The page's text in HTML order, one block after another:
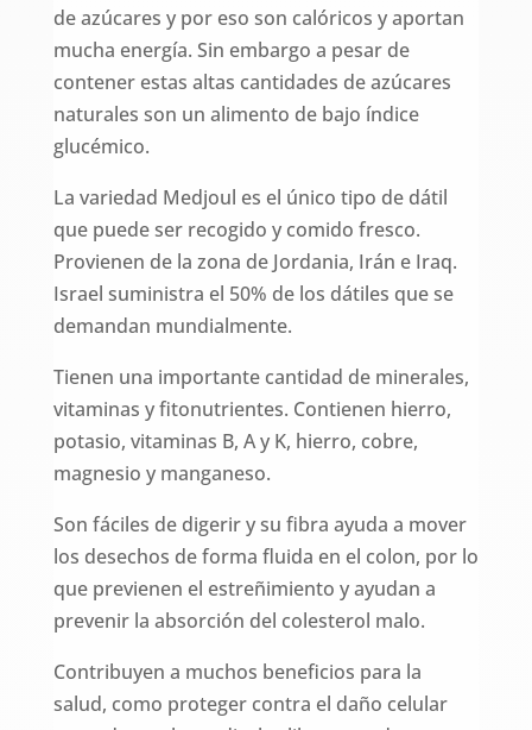
de azúcares y por eso son calóricos y aportan
mucha energía. Sin embargo a pesar de
contener estas altas cantidades de azúcares
naturales son un alimento de bajo índice
glucémico.
La variedad Medjoul es el único tipo de dátil
que puede ser recogido y comido fresco.
Provienen de la zona de Jordania, Irán e Iraq.
Israel suministra el 50% de los dátiles que se
demandan mundialmente.
Tienen una importante cantidad de minerales,
vitaminas y fitonutrientes. Contienen hierro,
potasio, vitaminas B, A y K, hierro, cobre,
magnesio y manganeso.
Son fáciles de digerir y su fibra ayuda a mover
los desechos de forma fluida en el colon, por lo
que previenen el estreñimiento y ayudan a
prevenir la absorción del colesterol malo.
Contribuyen a muchos beneficios para la
salud, como proteger contra el daño celular